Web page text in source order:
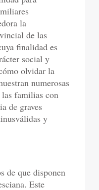
la
de las
finalidad es
social y
olvidar la
numerosas
familias con
de graves
y
de que disponen
Este